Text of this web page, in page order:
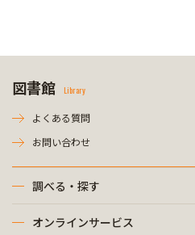
図書館 Library
よくある質問
お問い合わせ
調べる・探す
オンラインサービス